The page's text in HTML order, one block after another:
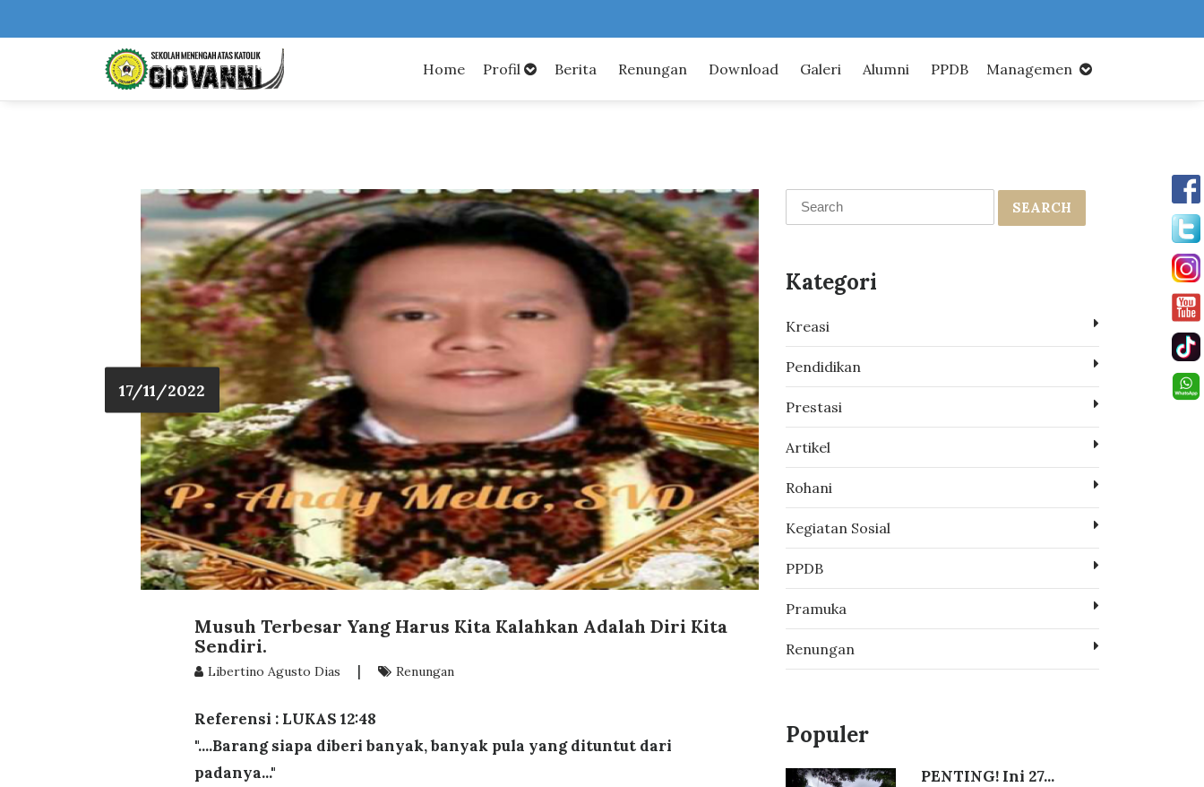
Home Profil Berita Renungan Download Galeri Alumni PPDB Managemen
17/11/2022
Musuh Terbesar Yang Harus Kita Kalahkan Adalah Diri Kita
Sendiri.
Libertino Agusto Dias | Renungan
Referensi : LUKAS 12:48
"....Barang siapa diberi banyak, banyak pula yang dituntut dari
padanya..."
SEARCH
Kategori
Kreasi
Pendidikan
Prestasi
Artikel
Rohani
Kegiatan Sosial
PPDB
Pramuka
Renungan
Populer
PENTING! Ini 27...